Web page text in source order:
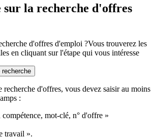
sur la recherche d'offres
d'offres d'emploi ?Vous trouverez les
en cliquant sur l'étape qui vous intéresse
recherche
recherche d'offres, vous devez saisir au moins
:
compétence, mot-clé, n° d'offre »
travail ».